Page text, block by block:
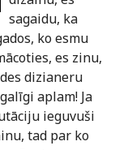
sagaidu, ka
ko esmu
es zinu,
dizianeru
aplam! Ja
ieguvuši
tad par ko